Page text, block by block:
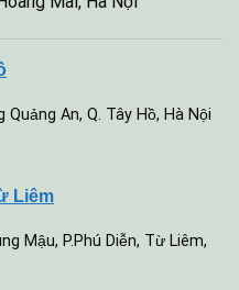
An, Q. Tây Hồ, Hà Nội
Liêm
Mậu, P.Phú Diễn, Từ Liêm,